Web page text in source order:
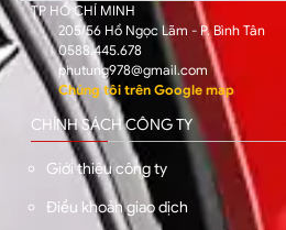
TP HỒ CHÍ MINH
205/56 Hồ Ngọc Lãm - P. Bình Tân
0588.445.678
phutung978@gmail.com
Chúng tôi trên Google map
CHÍNH SÁCH CÔNG TY
Giới thiệu công ty
Điều khoản giao dịch